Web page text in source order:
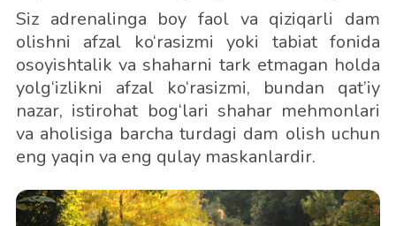
Siz adrenalinga boy faol va qiziqarli dam
olishni afzal ko‘rasizmi yoki tabiat fonida
osoyishtalik va shaharni tark etmagan holda
yolg‘izlikni afzal ko‘rasizmi, bundan qat’iy
nazar, istirohat bog‘lari shahar mehmonlari
va aholisiga barcha turdagi dam olish uchun
eng yaqin va eng qulay maskanlardir.